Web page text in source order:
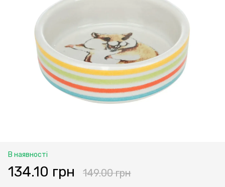
В наявності
134.10 грн 149.00 грн